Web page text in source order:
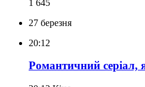
1 645
27 березня
20:12
Романтичний серіал,